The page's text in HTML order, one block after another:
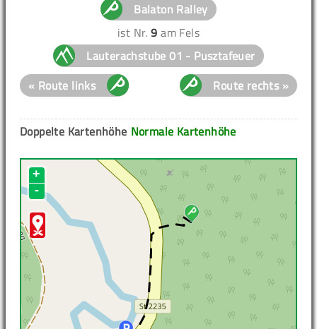
Balaton Ralley
ist Nr.9 am Fels
Lauterachstube 01 - Pusztafeuer
« Route links
Route rechts »
Normale Kartenhöhe
Doppelte Kartenhöhe
+
-